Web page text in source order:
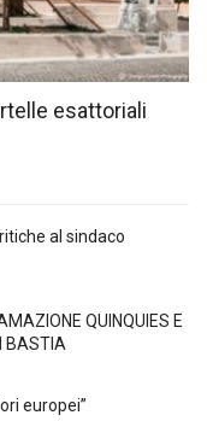
esattoriali
al sindaco
QUINQUIES E
BASTIA
europei”